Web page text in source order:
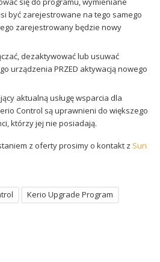
być zarejestrowane na tego samego
zarejestrowany będzie nowy
dezaktywować lub usuwać
urządzenia PRZED aktywacją nowego
aktualną usługę wsparcia dla
Control są uprawnieni do większego
którzy jej nie posiadają.
z oferty prosimy o kontakt z Sun
Kerio Upgrade Program